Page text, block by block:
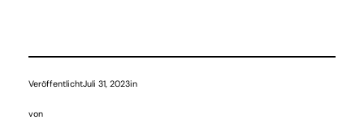
VeröffentlichtJuli 31, 2023in
von